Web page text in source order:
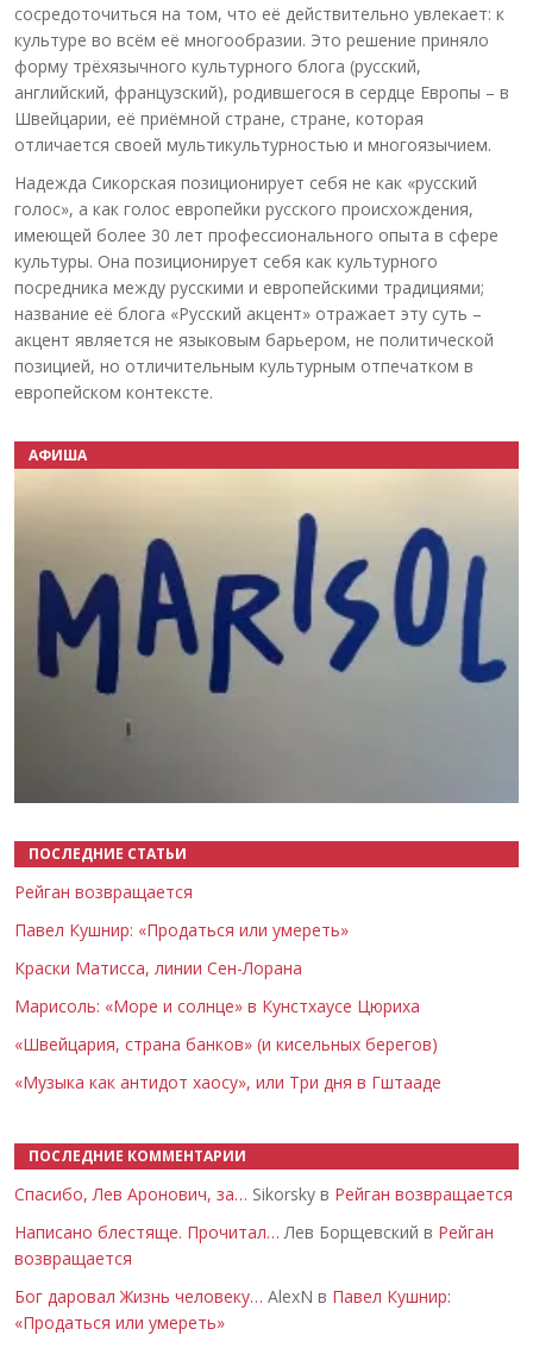
сосредоточиться на том, что её действительно увлекает: к
культуре во всём её многообразии. Это решение приняло
форму трёхязычного культурного блога (русский,
английский, французский), родившегося в сердце Европы – в
Швейцарии, её приёмной стране, стране, которая
отличается своей мультикультурностью и многоязычием.
Надежда Сикорская позиционирует себя не как «русский
голос», а как голос европейки русского происхождения,
имеющей более 30 лет профессионального опыта в сфере
культуры. Она позиционирует себя как культурного
посредника между русскими и европейскими традициями;
название её блога «Русский акцент» отражает эту суть –
акцент является не языковым барьером, не политической
позицией, но отличительным культурным отпечатком в
европейском контексте.
АФИША
ПОСЛЕДНИЕ СТАТЬИ
Рейган возвращается
Павел Кушнир: «Продаться или умереть»
Краски Матисса, линии Сен-Лорана
Марисоль: «Море и солнце» в Кунстхаусе Цюриха
«Швейцария, страна банков» (и кисельных берегов)
«Музыка как антидот хаосу», или Три дня в Гштааде
ПОСЛЕДНИЕ КОММЕНТАРИИ
Спасибо, Лев Аронович, за… Sikorsky в Рейган возвращается
Написано блестяще. Прочитал… Лев Борщевский в Рейган
возвращается
Бог даровал Жизнь человеку… AlexN в Павел Кушнир:
«Продаться или умереть»